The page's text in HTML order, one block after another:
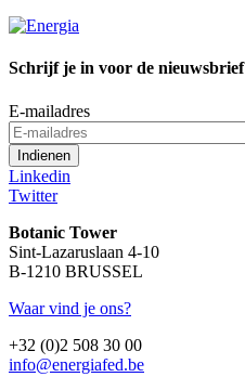
Schrijf je in voor de nieuwsbrief
E-mailadres
Linkedin
Twitter
Botanic Tower
Sint-Lazaruslaan 4-10
B-1210 BRUSSEL
Waar vind je ons?
+32 (0)2 508 30 00
info@energiafed.be